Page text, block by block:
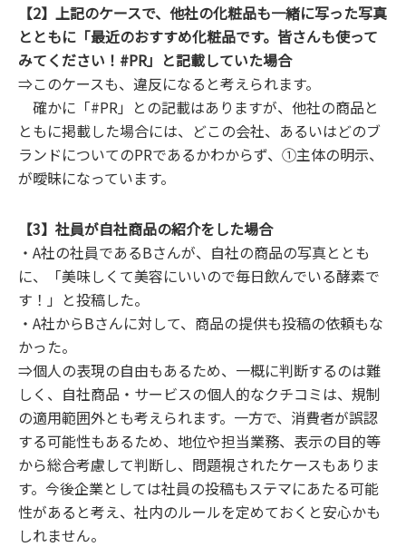
【2】上記のケースで、他社の化粧品も一緒に写った写真
とともに「最近のおすすめ化粧品です。皆さんも使って
みてください！#PR」と記載していた場合
⇒このケースも、違反になると考えられます。
確かに「#PR」との記載はありますが、他社の商品と
ともに掲載した場合には、どこの会社、あるいはどのブ
ランドについてのPRであるかわからず、①主体の明示、
が曖昧になっています。
【3】社員が自社商品の紹介をした場合
・A社の社員であるBさんが、自社の商品の写真ととも
に、「美味しくて美容にいいので毎日飲んでいる酵素で
す！」と投稿した。
・A社からBさんに対して、商品の提供も投稿の依頼もな
かった。
⇒個人の表現の自由もあるため、一概に判断するのは難
しく、自社商品・サービスの個人的なクチコミは、規制
の適用範囲外とも考えられます。一方で、消費者が誤認
する可能性もあるため、地位や担当業務、表示の目的等
から総合考慮して判断し、問題視されたケースもありま
す。今後企業としては社員の投稿もステマにあたる可能
性があると考え、社内のルールを定めておくと安心かも
しれません。